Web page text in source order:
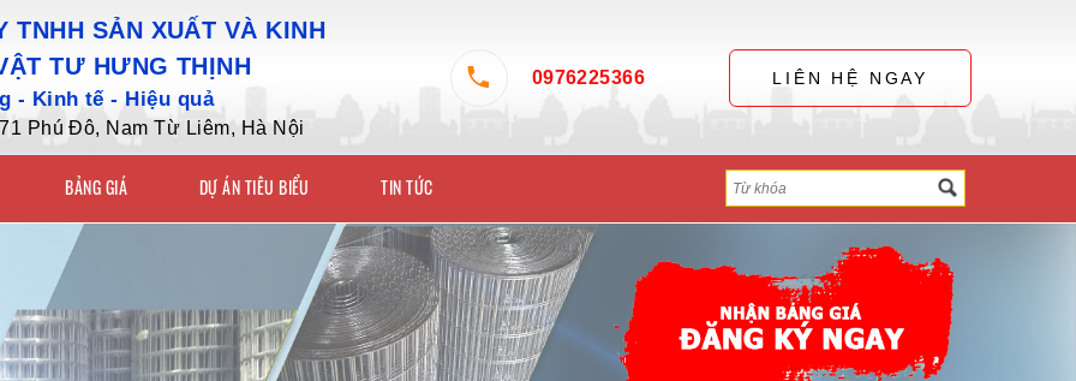
TNHH SẢN XUẤT VÀ KINH
TƯ HƯNG THỊNH
- Kinh tế - Hiệu quả
Phú Đô, Nam Từ Liêm, Hà Nội
0976225366 LIÊN HỆ NGAY
BẢNG GIÁ DỰ ÁN TIÊU BIỂU TIN TỨC